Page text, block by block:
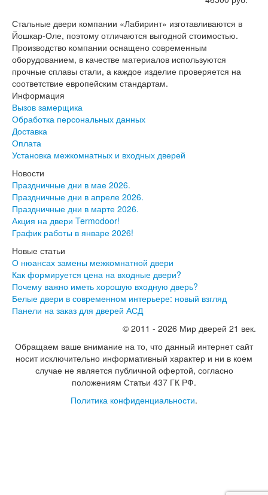
Двери Альберо
Альянс
Вест
Галерея
Геометрия
Графика
Империя
Классика
Лайн
Неоклассика Про
Двери ВанМарк
Шпон текстурированный
Эмалекс
Серия София
Эмаль
Серия Нео
Серия Симпл
Серия Синди
Серия Скай
Серия Стефани
Серия Уно
ПЭТ Верда
Коллекция дверей Альтекс
Коллекция дверей Элеганс
Экошпон Верда
Коллекция дверей Некст
Стальные двери компании «Лабиринт» изготавливаются в
Йошкар-Оле, поэтому отличаются выгодной стоимостью.
Производство компании оснащено современным
оборудованием, в качестве материалов используются
прочные сплавы стали, а каждое изделие проверяется на
соответствие европейским стандартам.
Информация
Вызов замерщика
Обработка персональных данных
Доставка
Оплата
Установка межкомнатных и входных дверей
Новости
Праздничные дни в мае 2026.
Праздничные дни в апреле 2026.
Праздничные дни в марте 2026.
Акция на двери Termodoor!
График работы в январе 2026!
Новые статьи
О нюансах замены межкомнатной двери
Как формируется цена на входные двери?
Почему важно иметь хорошую входную дверь?
Белые двери в современном интерьере: новый взгляд
Панели на заказ для дверей АСД
© 2011 - 2026 Мир дверей 21 век.
Обращаем ваше внимание на то, что данный интернет сайт
носит исключительно информативный характер и ни в коем
случае не является публичной офертой, согласно
положениям Статьи 437 ГК РФ.
Политика конфиденциальности.